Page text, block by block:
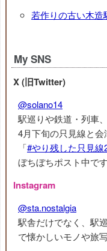
若作りの古い木
My SNS
X (旧Twitter)
@solano14
駅巡りや鉄道・列車
4月下旬の只見線と会
「#やり残した只見線
ぼちぼちポスト中です
Instagram
@sta.nostalgia
駅舎だけでなく、駅
で懐かしいモノや旅